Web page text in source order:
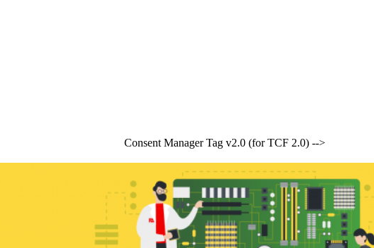
Consent Manager Tag v2.0 (for TCF 2.0) -->